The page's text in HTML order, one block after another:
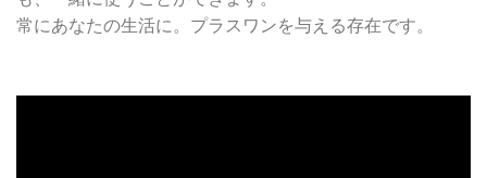
常にあなたの生活に。プラスワンを与える存在です。